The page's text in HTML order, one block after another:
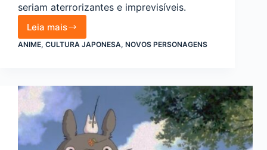
seriam aterrorizantes e imprevisíveis.
Leia mais
Heróis
shonen
seriam
aterrorizantes
vida
real
ANIME, CULTURA JAPONESA, NOVOS PERSONAGENS